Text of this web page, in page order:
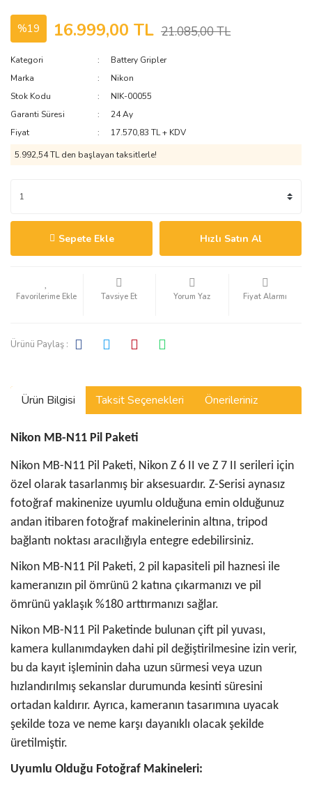
%19 16.999,00 TL 21.085,00 TL
Kategori
Battery Gripler
Marka
Nikon
Stok Kodu
NIK-00055
Garanti Süresi
24 Ay
Fiyat
17.570,83 TL + KDV
5.992,54 TL den başlayan taksitlerle!
Sepete Ekle Hızlı Satın Al
Tavsiye Et Yorum Yaz Fiyat Alarmı
Ürünü Paylaş :
Ürün Bilgisi Taksit Seçenekleri Önerileriniz
Nikon MB-N11 Pil Paketi
Nikon MB-N11 Pil Paketi, Nikon Z 6 II ve Z 7 II serileri için
özel olarak tasarlanmış bir aksesuardır. Z-Serisi aynasız
fotoğraf makinenize uyumlu olduğuna emin olduğunuz
andan itibaren fotoğraf makinelerinin altına, tripod
bağlantı noktası aracılığıyla entegre edebilirsiniz.
Nikon MB-N11 Pil Paketi, 2 pil kapasiteli pil haznesi ile
kameranızın pil ömrünü 2 katına çıkarmanızı ve pil
ömrünü yaklaşık %180 arttırmanızı sağlar.
Nikon MB-N11 Pil Paketinde bulunan çift pil yuvası,
kamera kullanımdayken dahi pil değiştirilmesine izin verir,
bu da kayıt işleminin daha uzun sürmesi veya uzun
hızlandırılmış sekanslar durumunda kesinti süresini
ortadan kaldırır. Ayrıca, kameranın tasarımına uyacak
şekilde toza ve neme karşı dayanıklı olacak şekilde
üretilmiştir.
Uyumlu Olduğu Fotoğraf Makineleri: